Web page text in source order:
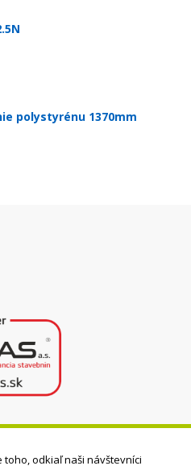
polystyrénu 1370mm
odkiaľ naši návštevníci